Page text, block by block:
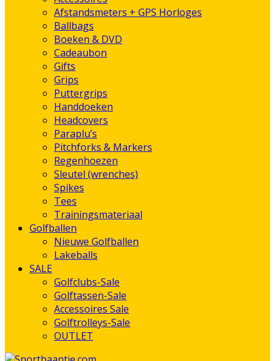
Afstandsmeters + GPS Horloges
Ballbags
Boeken & DVD
Cadeaubon
Gifts
Grips
Puttergrips
Handdoeken
Headcovers
Paraplu’s
Pitchforks & Markers
Regenhoezen
Sleutel (wrenches)
Spikes
Tees
Trainingsmateriaal
Golfballen
Nieuwe Golfballen
Lakeballs
SALE
Golfclubs-Sale
Golftassen-Sale
Accessoires Sale
Golftrolleys-Sale
OUTLET